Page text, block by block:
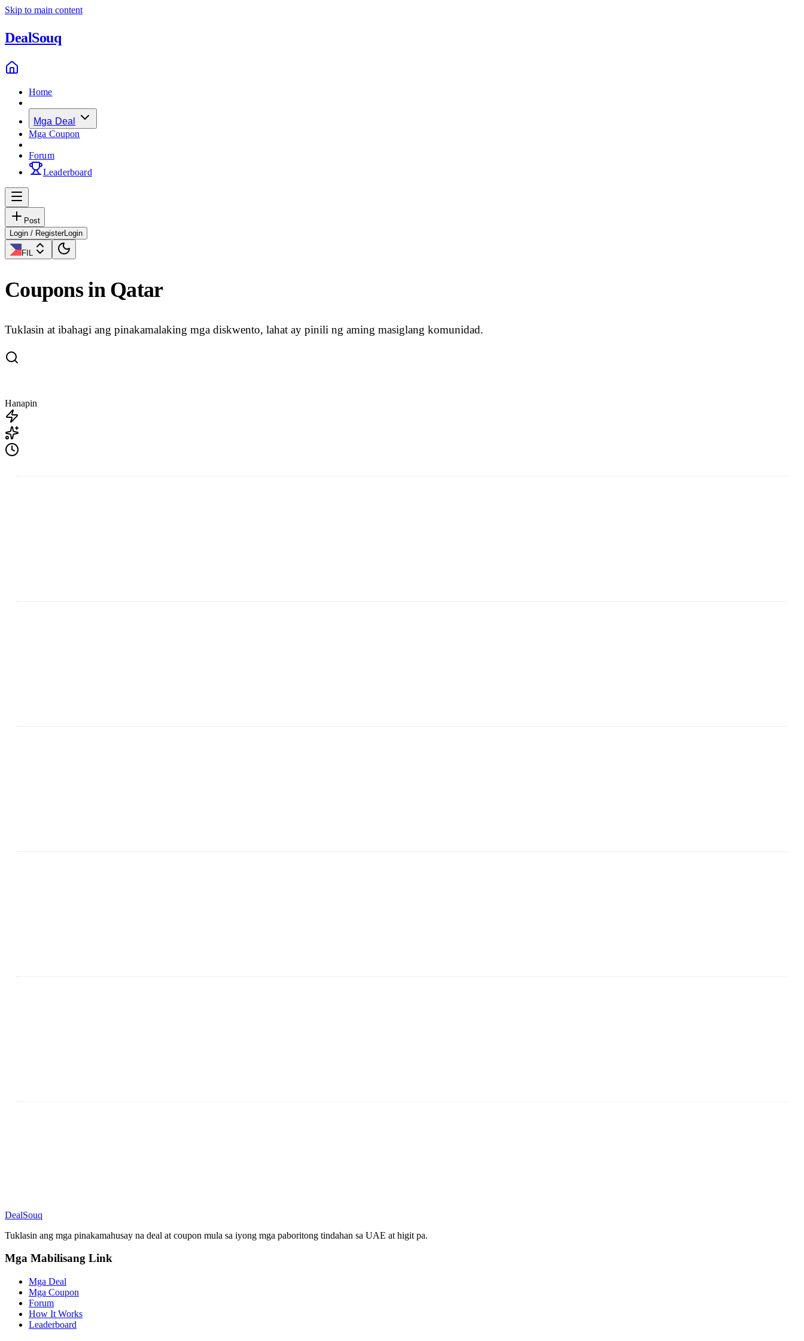
Skip to main content
DealSouq
Home
Mga Deal
Mga Coupon
Forum
Leaderboard
Post
Login / RegisterLogin
FIL
Coupons in Qatar
Tuklasin at ibahagi ang pinakamalaking mga diskwento, lahat ay pinili ng aming masiglang komunidad.
Hanapin
DealSouq
Tuklasin ang mga pinakamahusay na deal at coupon mula sa iyong mga paboritong tindahan sa UAE at higit pa.
Mga Mabilisang Link
Mga Deal
Mga Coupon
Forum
How It Works
Leaderboard